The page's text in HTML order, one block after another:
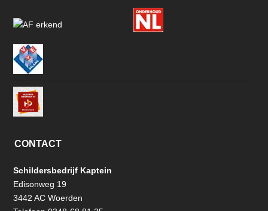
CONTACT
Schildersbedrijf Kaptein
Edisonweg 19
3442 AC Woerden